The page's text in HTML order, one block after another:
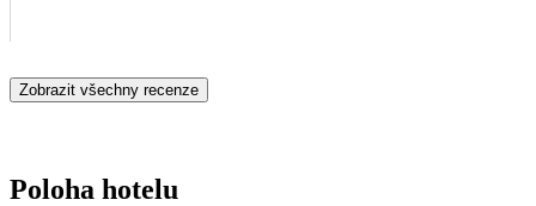
Zobrazit všechny recenze
Poloha hotelu